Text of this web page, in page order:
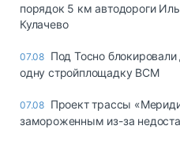
порядок 5 км автодороги
Кулачево
07.08 Под Тосно
одну стройплощадку ВСМ
07.08 Проект трассы
замороженным из-за